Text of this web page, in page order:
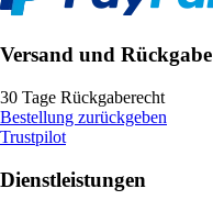
Versand und Rückgabe
30 Tage Rückgaberecht
Bestellung zurückgeben
Trustpilot
Dienstleistungen